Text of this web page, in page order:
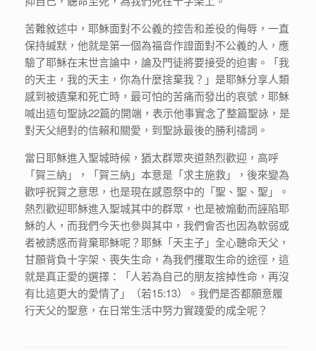
苦難敘述中，耶穌面對不公義的控告和差役的侮辱，一直
保持緘默，他就是第一個為福音作證面對不公義的人，應
驗了耶穌在末世言論中，論及門徒將要接受的迫害。「我
的天主，我的天主，你為什麼捨棄我？」是耶穌分享人類
感到被遺棄和死亡時，最可怕的苦痛而發出的哀號，耶穌
喊出這句聖詠22篇的開端，表示他事實念了整篇聖詠，是
對天父絕對的信賴和關愛，到聖詠最後的勝利禱詞。
當日耶穌進入聖城時候，猶太群眾夾道熱烈歡迎，高呼
「賀三納」，「賀三納」本意是「求主施救」，後來變為
歡呼祝賀之意思，也是現在感恩祭中的「聖、聖、聖」。
熱烈歡迎耶穌進入聖城其中的群眾，也是被煽動而誣陷耶
穌的人，而我們今天也參與其中，我們會否也因為軟弱或
者被誘惑而背棄耶穌呢？耶穌「天主子」全心聽命天父，
甘願背負十字架、喪失生命，為我們攫取生命的途徑，這
就是真正愛的選擇：「人若為自己的朋友捨掉性命，再沒
有比這更大的愛情了」（若15:13）。我們是否都願意履
行天父的聖意，在日常生活中努力實踐愛的成全呢？